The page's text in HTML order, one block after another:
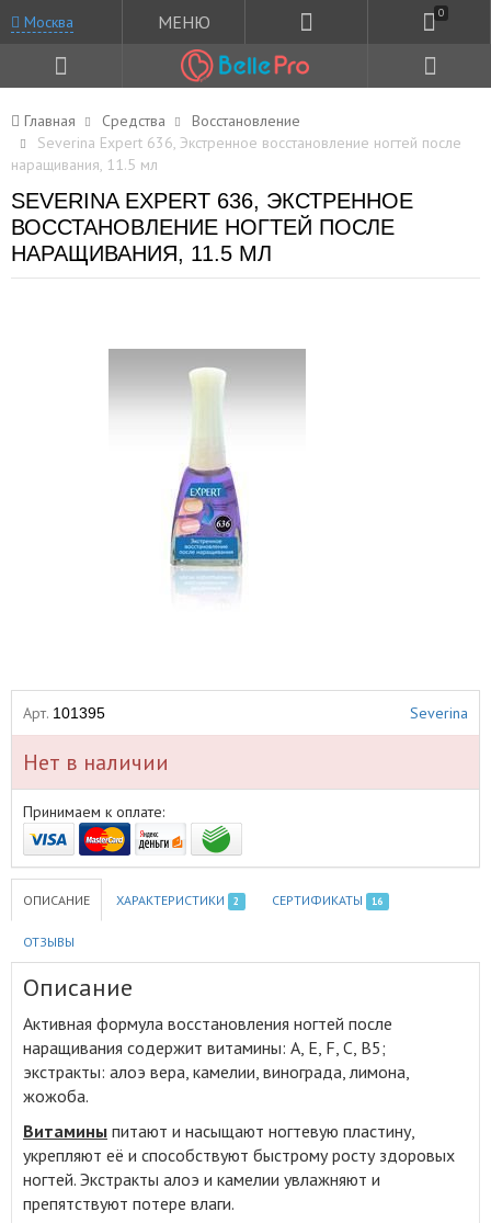
Москва МЕНЮ 0
Главная Средства
Восстановление
Severina Expert 636, Экстренное восстановление ногтей после
наращивания, 11.5 мл
SEVERINA EXPERT 636, ЭКСТРЕННОЕ
ВОССТАНОВЛЕНИЕ НОГТЕЙ ПОСЛЕ
НАРАЩИВАНИЯ, 11.5 МЛ
Арт. 101395 Severina
Нет в наличии
Принимаем к оплате:
ОПИСАНИЕ ХАРАКТЕРИСТИКИ 2 СЕРТИФИКАТЫ 16
ОТЗЫВЫ
Описание
Активная формула восстановления ногтей после
наращивания содержит витамины: А, Е, F, С, B5;
экстракты: алоэ вера, камелии, винограда, лимона,
жожоба.
Витамины питают и насыщают ногтевую пластину,
укрепляют её и способствуют быстрому росту здоровых
ногтей. Экстракты алоэ и камелии увлажняют и
препятствуют потере влаги.